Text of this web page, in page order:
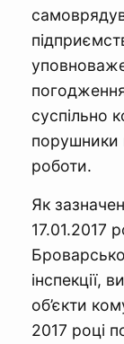
погодження
суспільно
порушники
роботи.
Як
17.01.2017
інспекції,
об’єкти
2017 році